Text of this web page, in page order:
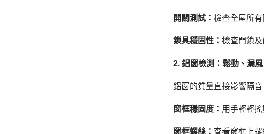
開關測試： 檢查全屋所
鎖具穩固性： 檢查門鎖
2. 鋁窗檢測：鬆動、漏
鋁窗的質量直接影響隔
窗框穩固度： 用手輕輕
窗框螺絲： 查看窗框上